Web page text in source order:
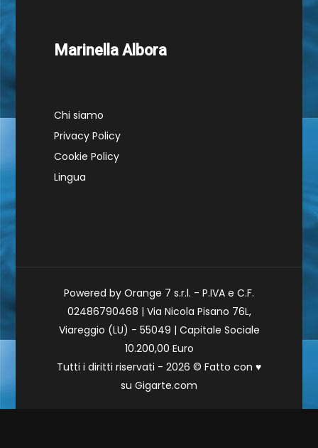
Marinella Albora
Chi siamo
Privacy Policy
Cookie Policy
Lingua
Powered by Orange 7 s.r.l. - P.IVA e C.F.
02486790468 | Via Nicola Pisano 76L,
Viareggio (LU) - 55049 | Capitale Sociale
10.200,00 Euro
Tutti i diritti riservati - 2026 © Fatto con ♥
su Gigarte.com